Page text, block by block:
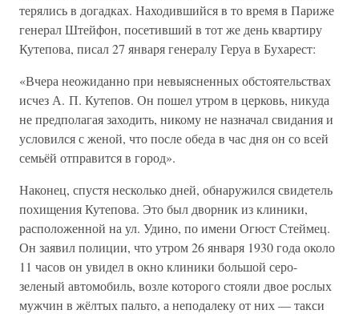
терялись в догадках. Находившийся в то время в Париже
генерал Штейфон, посетивший в тот же день квартиру
Кутепова, писал 27 января генералу Геруа в Бухарест:
«Вчера неожиданно при невыясненных обстоятельствах
исчез А. П. Кутепов. Он пошел утром в церковь, никуда
не предполагая заходить, никому не назначал свидания и
условился с женой, что после обеда в час дня он со всей
семьёй отправится в город».
Наконец, спустя несколько дней, обнаружился свидетель
похищения Кутепова. Это был дворник из клиники,
расположенной на ул. Удино, по имени Огюст Стеймец.
Он заявил полиции, что утром 26 января 1930 года около
11 часов он увидел в окно клиники большой серо-
зеленый автомобиль, возле которого стояли двое рослых
мужчин в жёлтых пальто, а неподалеку от них — такси